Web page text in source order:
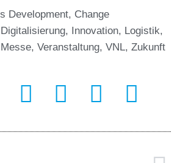
Development, Change
Digitalisierung, Innovation, Logistik,
Messe, Veranstaltung, VNL, Zukunft